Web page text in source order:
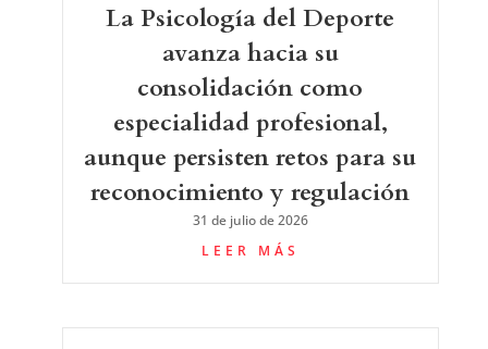
La Psicología del Deporte
avanza hacia su
consolidación como
especialidad profesional,
aunque persisten retos para su
reconocimiento y regulación
31 de julio de 2026
LEER MÁS